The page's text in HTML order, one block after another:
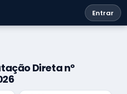
Entrar
Direta nº